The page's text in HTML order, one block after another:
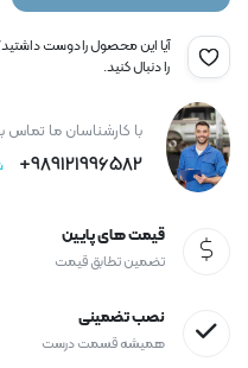
آیا این محصول را دوست
را دنبال کنید.
با کارشناسان ما تماس
989121996582+
قیمت های پایین
تضمین تطابق قیمت
نصب تضمینی
همیشه قسمت درست